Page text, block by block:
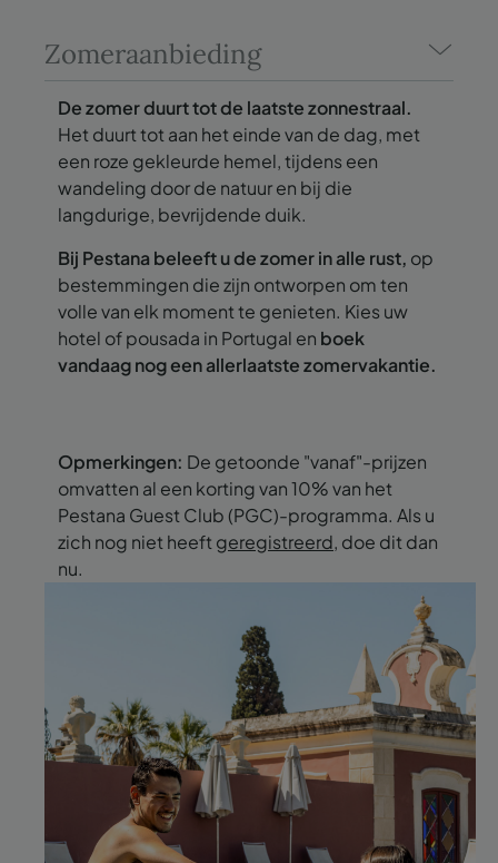
Zomeraanbieding
De zomer duurt tot de laatste zonnestraal.
Het duurt tot aan het einde van de dag, met
een roze gekleurde hemel, tijdens een
wandeling door de natuur en bij die
langdurige, bevrijdende duik.
Bij Pestana beleeft u de zomer in alle rust, op
bestemmingen die zijn ontworpen om ten
volle van elk moment te genieten. Kies uw
hotel of pousada in Portugal en boek
vandaag nog een allerlaatste zomervakantie.
Opmerkingen: De getoonde "vanaf"-prijzen
omvatten al een korting van 10% van het
Pestana Guest Club (PGC)-programma. Als u
zich nog niet heeftgeregistreerd, doe dit dan
nu.